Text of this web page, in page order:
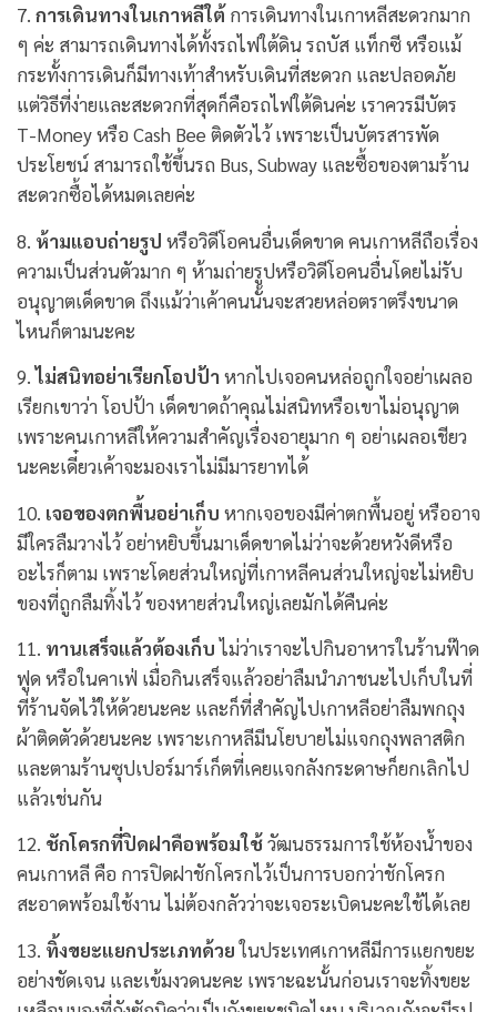
7. การเดินทางในเกาหลีใต้ การเดินทางในเกาหลีสะดวกมาก
ๆ ค่ะ สามารถเดินทางได้ทั้งรถไฟใต้ดิน รถบัส แท็กซี หรือแม้
กระทั้งการเดินก็มีทางเท้าสำหรับเดินที่สะดวก และปลอดภัย
แต่วิธีที่ง่ายและสะดวกที่สุดก็คือรถไฟใต้ดินค่ะ เราควรมีบัตร
T-Money หรือ Cash Bee ติดตัวไว้ เพราะเป็นบัตรสารพัด
ประโยชน์ สามารถใช้ขึ้นรถ Bus, Subway และซื้อของตามร้าน
สะดวกซื้อได้หมดเลยค่ะ
8. ห้ามแอบถ่ายรูป หรือวิดีโอคนอื่นเด็ดขาด คนเกาหลีถือเรื่อง
ความเป็นส่วนตัวมาก ๆ ห้ามถ่ายรูปหรือวิดีโอคนอื่นโดยไม่รับ
อนุญาตเด็ดขาด ถึงแม้ว่าเค้าคนนั้นจะสวยหล่อตราตรึงขนาด
ไหนก็ตามนะคะ
9.ไม่สนิทอย่าเรียกโอปป้าหากไปเจอคนหล่อถูกใจอย่าเผลอ
เรียกเขาว่า โอปป้า เด็ดขาดถ้าคุณไม่สนิทหรือเขาไม่อนุญาต
เพราะคนเกาหลีให้ความสำคัญเรื่องอายุมาก ๆ อย่าเผลอเชียว
นะคะเดี๋ยวเค้าจะมองเราไม่มีมารยาทได้
10. เจอของตกพื้นอย่าเก็บ หากเจอของมีค่าตกพื้นอยู่ หรืออาจ
มีใครลืมวางไว้ อย่าหยิบขึ้นมาเด็ดขาดไม่ว่าจะด้วยหวังดีหรือ
อะไรก็ตาม เพราะโดยส่วนใหญ่ที่เกาหลีคนส่วนใหญ่จะไม่หยิบ
ของที่ถูกลืมทิ้งไว้ ของหายส่วนใหญ่เลยมักได้คืนค่ะ
11. ทานเสร็จแล้วต้องเก็บไม่ว่าเราจะไปกินอาหารในร้านฟ๊าด
ฟูด หรือในคาเฟ่ เมื่อกินเสร็จแล้วอย่าลืมนำภาชนะไปเก็บในที่
ที่ร้านจัดไว้ให้ด้วยนะคะ และก็ที่สำคัญไปเกาหลีอย่าลืมพกถุง
ผ้าติดตัวด้วยนะคะ เพราะเกาหลีมีนโยบายไม่แจกถุงพลาสติก
และตามร้านซุปเปอร์มาร์เก็ตที่เคยแจกลังกระดาษก็ยกเลิกไป
แล้วเช่นกัน
12. ชักโครกที่ปิดฝาคือพร้อมใช้วัฒนธรรมการใช้ห้องน้ำของ
คนเกาหลี คือ การปิดฝาชักโครกไว้เป็นการบอกว่าชักโครก
สะอาดพร้อมใช้งาน ไม่ต้องกลัวว่าจะเจอระเบิดนะคะใช้ได้เลย
13. ทิ้งขยะแยกประเภทด้วยในประเทศเกาหลีมีการแยกขยะ
อย่างชัดเจน และเข้มงวดนะคะ เพราะฉะนั้นก่อนเราจะทิ้งขยะ